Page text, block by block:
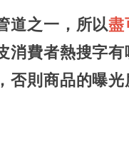
道之一，所以盡
消費者熱搜字
則商品的曝光